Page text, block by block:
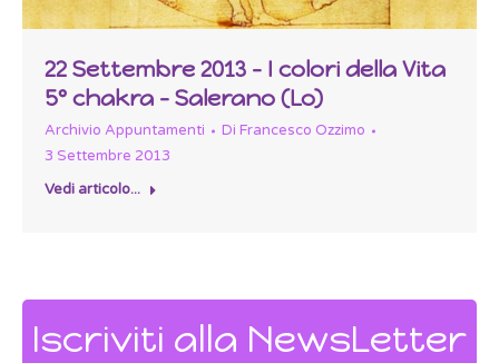
22 Settembre 2013 – I colori della Vita
5° chakra – Salerano (Lo)
Archivio Appuntamenti Di Francesco Ozzimo
3 Settembre 2013
Vedi articolo...
Iscriviti alla NewsLetter